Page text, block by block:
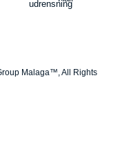
udrensning
Malaga™, All Rights